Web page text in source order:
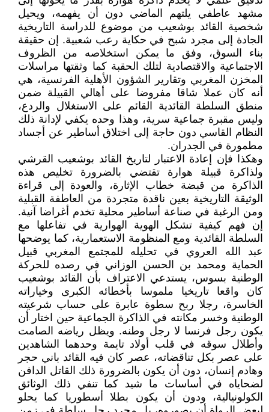
مشهد عاطفي يلتهم الماضي دون أن يفهمه، ويحيل
شخصية القائد بوشعيب من موضوع للدراسة التاريخية
الجادة إلى مجرد شبح في حكاية رعب شعبية. إن حقيقة
بناء السوق، وفق ما يمكن استخلاصه من الظروف
الاجتماعية والاقتصادية لتلك الحقبة كما وثقتها مراسلات
المخزن المغربي وتقارير الشؤون الأهلية الفرنسية، هي
أنه كان عملا شاقا مفروضا على أهالي القبيلة ضمن
منطق السلطة القائدية القائم على الاستغلال والردع،
وليس مقبرة جماعية سرية، وهذا وحده يكفي لإدانة ذلك
النظام القاسي دون حاجة إلى اختلاق أساطير عن أجساد
مطمورة في الجدران.
وهكذا فإن إعادة الاعتبار لتاريخ القائد بوشعيب القرشي
ولذاكرة قبيلة هوارة تقتضي بالضرورة تخليص هذه
الذاكرة من قبضة خطاب الإثارة، والعودة إلى قراءة
الوثيقة التاريخية بعين ناقدة متجردة من العاطفة القبلية
ومن الرغبة في صناعة أساطير محلية تخدم أغراضا آنية.
إن فهم كيفية تشكل الهوية الهوارية في تفاعلها مع
السلطة القائدية ومع المنظومة الاستعمارية، كما يوضحها
عبد الله العروي في تحليله للمجتمع المغربي قبيل
الحماية ومحمد بن الحسن الوزاني في رصده للحركة
الوطنية بسوس، يستدعي الاعتراف بأن القائد بوشعيب
كان واقعا تاريخيا ملموسا بأخطائه الكبرى وخياراته
الخاسرة، رجلا ربح سطوة عابرة على حساب شرعيته
الوطنية وخسر مكانته في الذاكرة الجماعية حين اختار أن
يكون رجل فرنسا لا رجل وطنه. ويظل رياضه الصامت
وأطلال سوقه في قلب أولاد تايمة وحدهما الشاهدين
على عصر بكل تناقضاته، عصر كان فيه القائد باني حجر
وهادم إنسان، دون أن يكون بالضرورة ذلك القاتل الدافن
لضحاياه في أساسات ما شيد كما تنفي ذلك الوثائق
الكولونيالية، ودون أن يكون بطلا أسطوريا كما يحلو